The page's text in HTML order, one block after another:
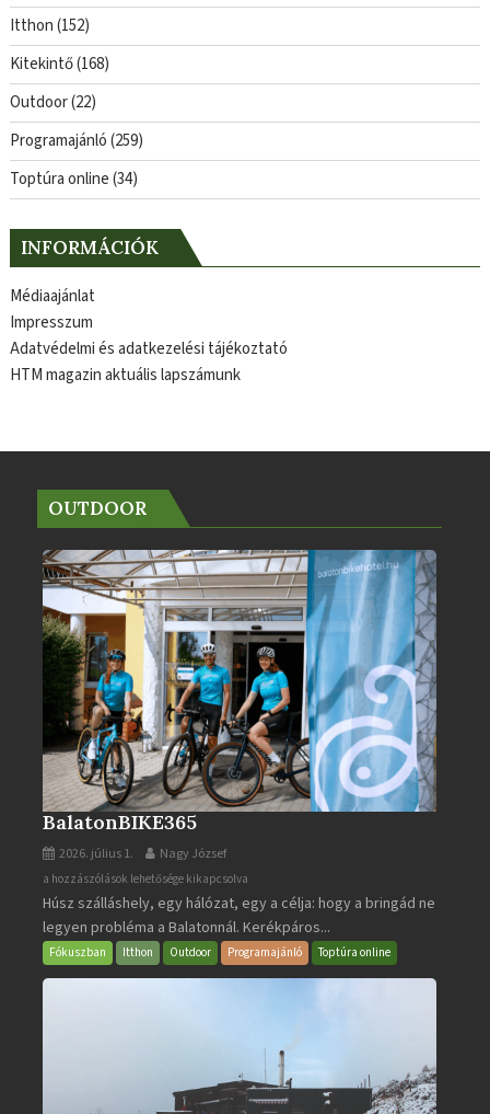
Itthon(152)
Kitekintő(168)
Outdoor(22)
Programajánló(259)
Toptúra online(34)
INFORMÁCIÓK
Médiaajánlat
Impresszum
Adatvédelmi és adatkezelési tájékoztató
HTM magazin aktuális lapszámunk
OUTDOOR
BalatonBIKE365
2026. július 1. Nagy József
BalatonBIKE365
bejegyzéshez
a hozzászólások lehetősége kikapcsolva
Húsz szálláshely, egy hálózat, egy a célja: hogy a bringád ne
legyen probléma a Balatonnál. Kerékpáros...
Fókuszban Itthon Outdoor Programajánló Toptúra online